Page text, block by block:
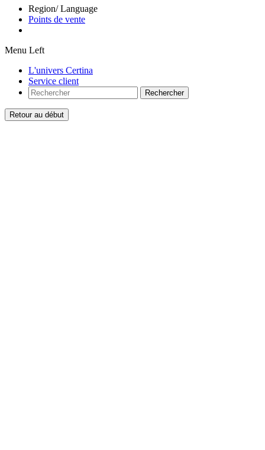
Region/ Language
Points de vente
Menu Left
L'univers Certina
Service client
Rechercher
Retour au début